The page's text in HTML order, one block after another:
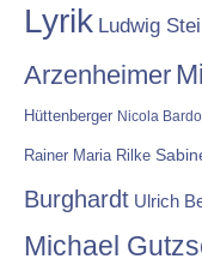
Lyrik Ludwig
Arzenheimer
Hüttenberger Nicola
Rainer Maria Rilke
Burghardt Ulrich
Michael